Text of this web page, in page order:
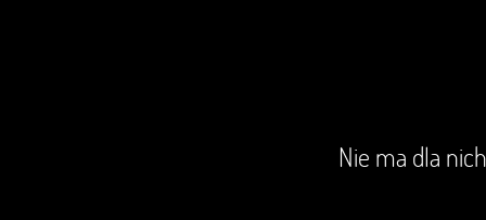
Nie ma dla